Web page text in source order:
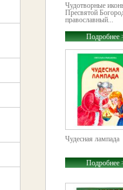
Чудотворные
Пресвятой
православный...
Подробнее
Чудесная лампада
Подробнее